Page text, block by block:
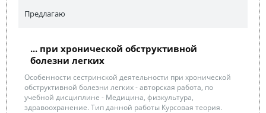
Предлагаю
... при хронической обструктивной
болезни легких
Особенности сестринской деятельности при хронической
обструктивной болезни легких - авторская работа, по
учебной дисциплине - Медицина, физкультура,
здравоохранение. Тип данной работы Курсовая теория.